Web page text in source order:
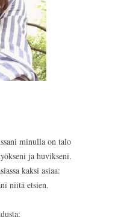
minulla on talo
ja huvikseni.
kaksi asiaa:
niitä etsien.